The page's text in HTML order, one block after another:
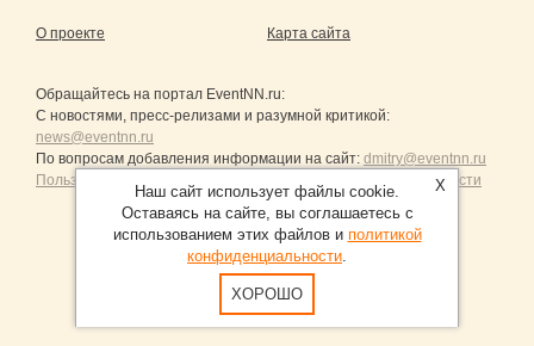
О проекте Карта сайта
Обращайтесь на портал EventNN.ru:
С новостями, пресс-релизами и разумной критикой:
news@eventnn.ru
По вопросам добавления информации на сайт: dmitry@eventnn.ru
Пользовательское Соглашение и политика конфиденциальности
Продвижение сайтов Санкт-Петербург
X
Наш сайт использует файлы cookie.
Оставаясь на сайте, вы соглашаетесь с
использованием этих файлов и политикой
конфиденциальности.
ХОРОШО